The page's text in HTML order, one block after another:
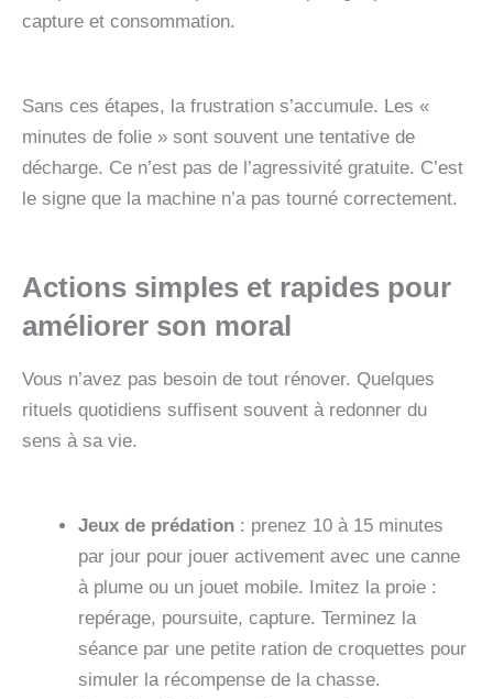
capture et consommation.
Sans ces étapes, la frustration s’accumule. Les «
minutes de folie » sont souvent une tentative de
décharge. Ce n’est pas de l’agressivité gratuite. C’est
le signe que la machine n’a pas tourné correctement.
Actions simples et rapides pour
améliorer son moral
Vous n’avez pas besoin de tout rénover. Quelques
rituels quotidiens suffisent souvent à redonner du
sens à sa vie.
Jeux de prédation : prenez 10 à 15 minutes
par jour pour jouer activement avec une canne
à plume ou un jouet mobile. Imitez la proie :
repérage, poursuite, capture. Terminez la
séance par une petite ration de croquettes pour
simuler la récompense de la chasse.